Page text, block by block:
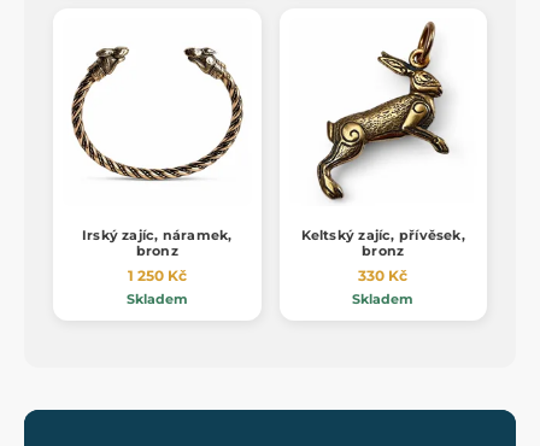
Irský zajíc, náramek,
bronz
1 250 Kč
Skladem
Keltský zajíc, přívěsek,
bronz
330 Kč
Skladem